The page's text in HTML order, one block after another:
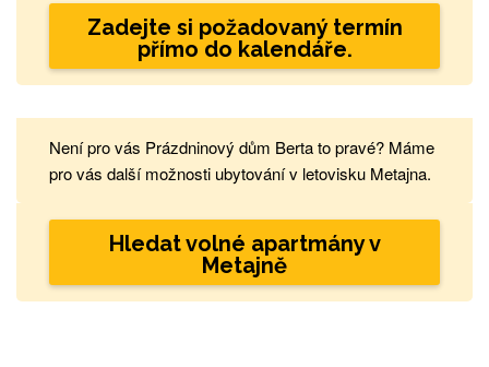
Zadejte si požadovaný termín
přímo do kalendáře.
Není pro vás Prázdninový dům Berta to pravé? Máme
pro vás další možnosti ubytování v letovisku Metajna.
Hledat volné apartmány v
Metajně